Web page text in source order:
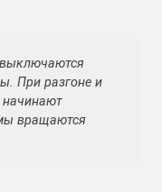
При разгоне и
вращаются